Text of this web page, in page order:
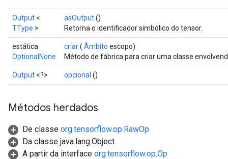
Output <
TType >
asOutput()
Retorna o identificador simbólico do tensor.
estática
OptionalNone
criar( Âmbito escopo)
Método de fábrica para criar uma classe
Output <?> opcional ()
Métodos herdados
De classe org.tensorflow.op.RawOp
Da classe java.lang.Object
A partir da interface org.tensorflow.op.Op